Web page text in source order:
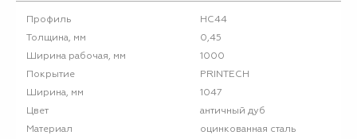
Профиль
НС44
Толщина, мм
0,45
Ширина рабочая, мм
1000
Покрытие
PRINTECH
Ширина, мм
1047
Цвет
античный дуб
Материал
оцинкованная сталь